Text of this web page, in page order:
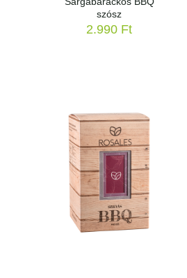
szósz
2.990 Ft